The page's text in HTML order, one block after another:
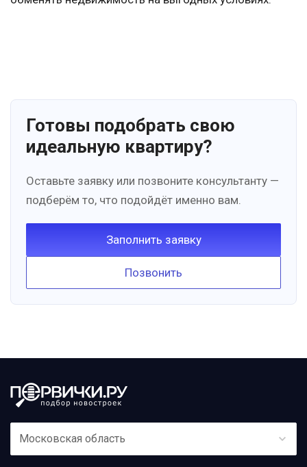
Готовы подобрать свою
идеальную квартиру?
Оставьте заявку или позвоните консультанту —
подберём то, что подойдёт именно вам.
Заполнить заявку
Позвонить
Московская область